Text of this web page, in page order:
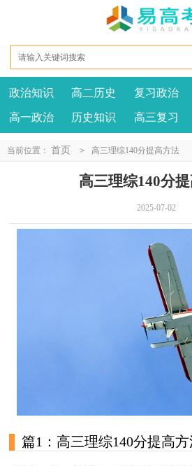
政治知识 高二历史 复习政治
高一政治 历史知识 高三复习
当前位置： 首页 > 高三理综140分提高方法
高三理综140分
2025-07-02
篇1：高三理综140分提高